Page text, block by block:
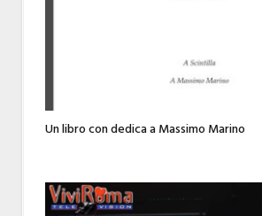
Un libro con dedica a Massimo Marino